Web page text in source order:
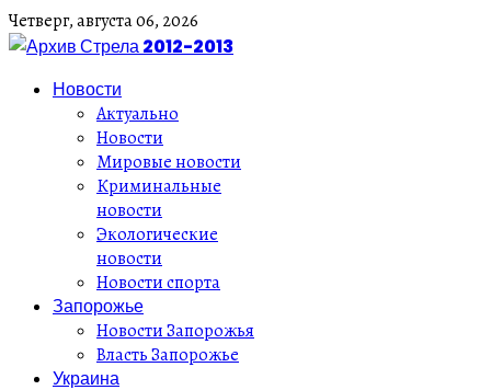
Четверг,августа06, 2026
Новости
Актуально
Новости
Мировые новости
Криминальные
новости
Экологические
новости
Новости спорта
Запорожье
Новости Запорожья
Власть Запорожье
Украина